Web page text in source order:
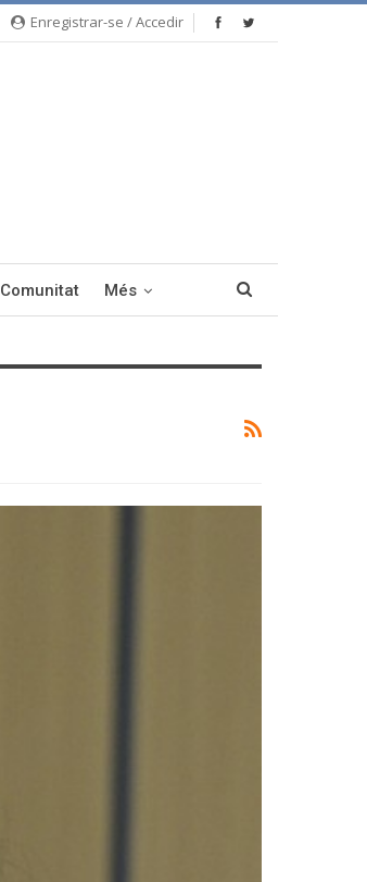
Enregistrar-se / Accedir
Comunitat Més